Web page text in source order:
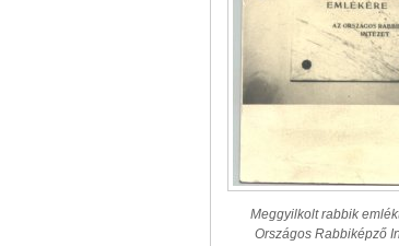
Meggyilkolt rabbik
Országos Rabbiképző